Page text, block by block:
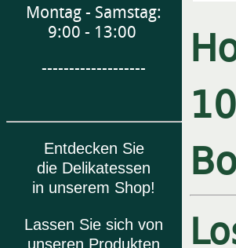
Montag - Samstag:
9:00 - 13:00
-------------------
Entdecken Sie
die Delikatessen
in unserem Shop!
Lassen Sie sich von
unseren Produkten